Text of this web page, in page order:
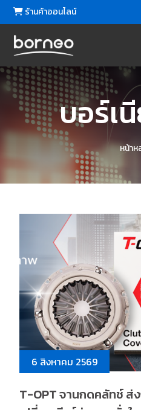
ร้านค้าออนไลน์
บอร์เ
หน้าห
6 สิงหาคม 2569
T-OPT จานกดคลัทช์ ส่